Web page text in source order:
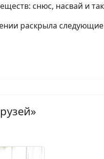
снюс, насвай и
раскрыла